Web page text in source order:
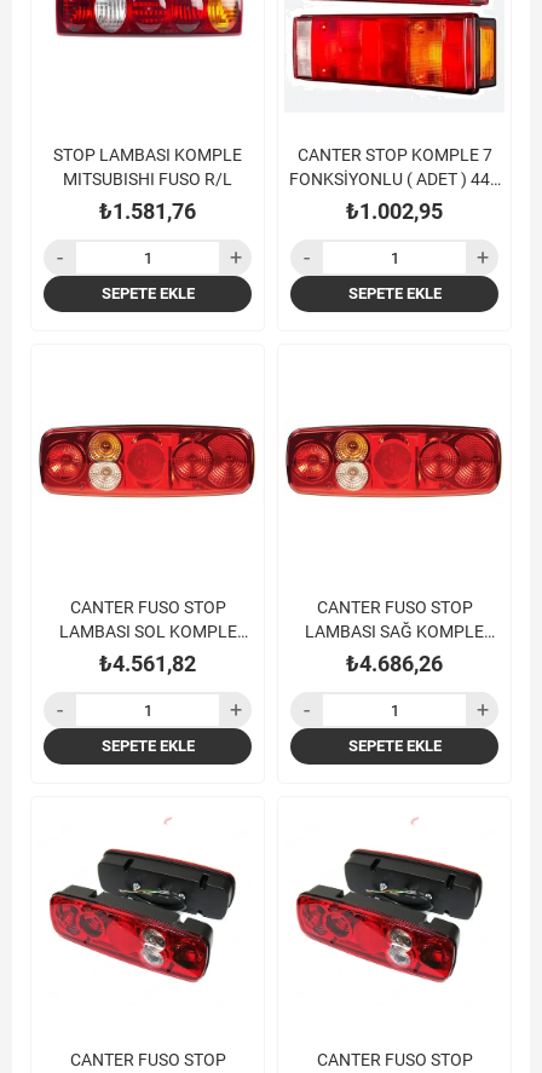
STOP LAMBASI KOMPLE
MITSUBISHI FUSO R/L
₺1.581,76
SEPETE EKLE
CANTER STOP KOMPLE 7
FONKSİYONLU ( ADET ) 449
659
₺1.002,95
SEPETE EKLE
CANTER FUSO STOP
LAMBASI SOL KOMPLE
FE711 FE839 FE859
₺4.561,82
SEPETE EKLE
CANTER FUSO STOP
LAMBASI SAĞ KOMPLE
FE711 FE839 FE859
₺4.686,26
SEPETE EKLE
CANTER FUSO STOP
CANTER FUSO STOP